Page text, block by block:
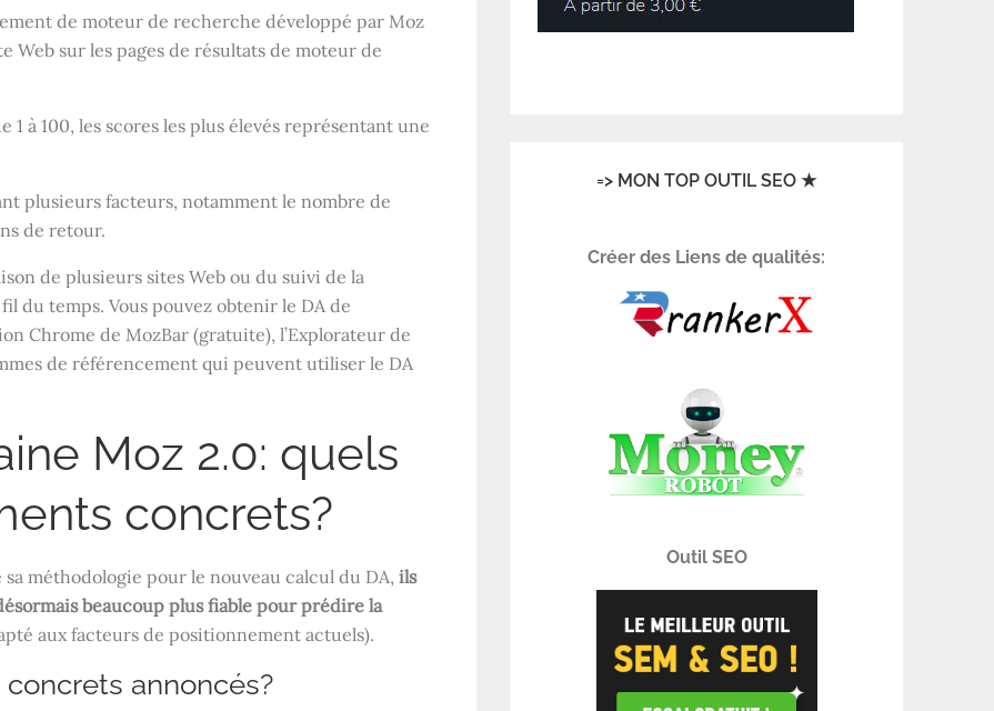
de moteur de recherche développé par Moz
Web sur les pages de résultats de moteur de
à 100, les scores les plus élevés représentant une
plusieurs facteurs, notamment le nombre de
de retour.
de plusieurs sites Web ou du suivi de la
du temps. Vous pouvez obtenir le DA de
Chrome de MozBar (gratuite), l’Explorateur de
de référencement qui peuvent utiliser le DA
Moz 2.0: quels
concrets?
méthodologie pour le nouveau calcul du DA, ils
beaucoup plus fiable pour prédire la
aux facteurs de positionnement actuels).
annoncés?
=> MON TOP OUTIL SEO ★
Créer des Liens de qualités:
Outil SEO